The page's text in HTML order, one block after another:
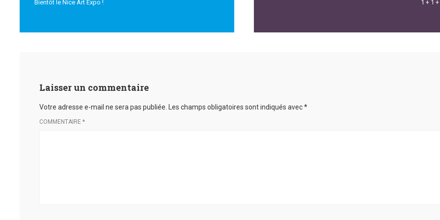
Bientôt le Nice Art Expo ! 1 + 1
Laisser un commentaire
Votre adresse e-mail ne sera pas publiée. Les champs obligatoires sont indiqués avec*
COMMENTAIRE *